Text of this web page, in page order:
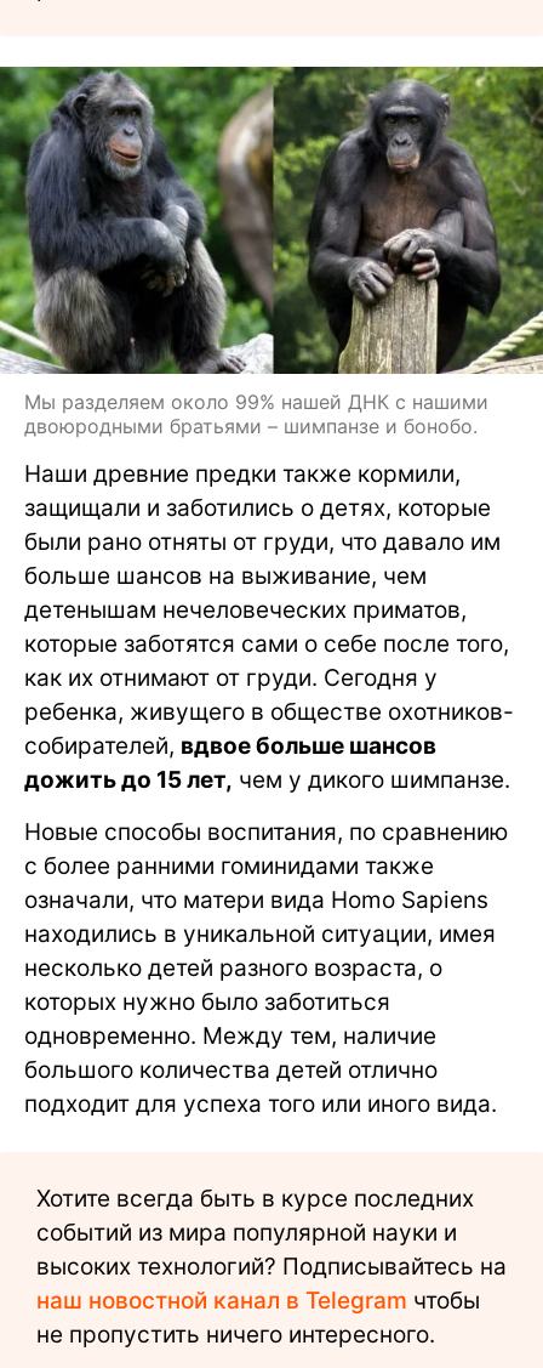
Мы разделяем около 99% нашей ДНК с нашими
двоюродными братьями – шимпанзе и бонобо.
Наши древние предки также кормили,
защищали и заботились о детях, которые
были рано отняты от груди, что давало им
больше шансов на выживание, чем
детенышам нечеловеческих приматов,
которые заботятся сами о себе после того,
как их отнимают от груди. Сегодня у
ребенка, живущего в обществе охотников-
собирателей, вдвое больше шансов
дожить до 15 лет, чем у дикого шимпанзе.
Новые способы воспитания, по сравнению
с более ранними гоминидами также
означали, что матери вида Homo Sapiens
находились в уникальной ситуации, имея
несколько детей разного возраста, о
которых нужно было заботиться
одновременно. Между тем, наличие
большого количества детей отлично
подходит для успеха того или иного вида.
Хотите всегда быть в курсе последних
событий из мира популярной науки и
высоких технологий? Подписывайтесь на
наш новостной канал в Telegram чтобы
не пропустить ничего интересного.